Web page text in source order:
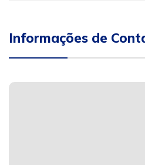
Informações de